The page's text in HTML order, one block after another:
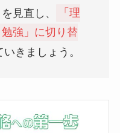
見直し、
「理
強」に切り替
きましょう。